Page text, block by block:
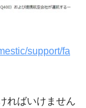
support/fa
ればいけません